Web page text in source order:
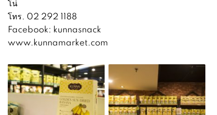
โน่
โทร. 02 292 1188
Facebook: kunnasnack
www.kunnamarket.com